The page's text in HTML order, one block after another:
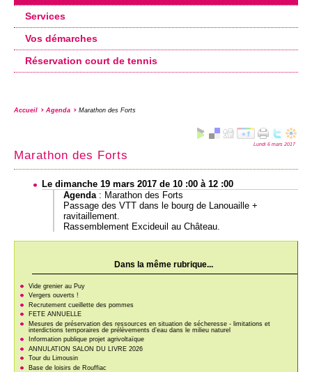
Services
Vos démarches
Réservation court de tennis
Accueil Agenda Marathon des Forts
Lundi 6 mars 2017
Marathon des Forts
Le dimanche 19 mars 2017 de 10 :00 à 12 :00
Agenda: Marathon des Forts
Passage des VTT dans le bourg de Lanouaille +
ravitaillement.
Rassemblement Excideuil au Château.
Dans la même rubrique...
Vide grenier au Puy
Vergers ouverts !
Recrutement cueillette des pommes
FETE ANNUELLE
Mesures de préservation des ressources en situation de sécheresse - limitations et
interdictions temporaires de prélèvements d’eau dans le milieu naturel
Information publique projet agrivoltaïque
ANNULATION SALON DU LIVRE 2026
Tour du Limousin
Base de loisirs de Rouffiac